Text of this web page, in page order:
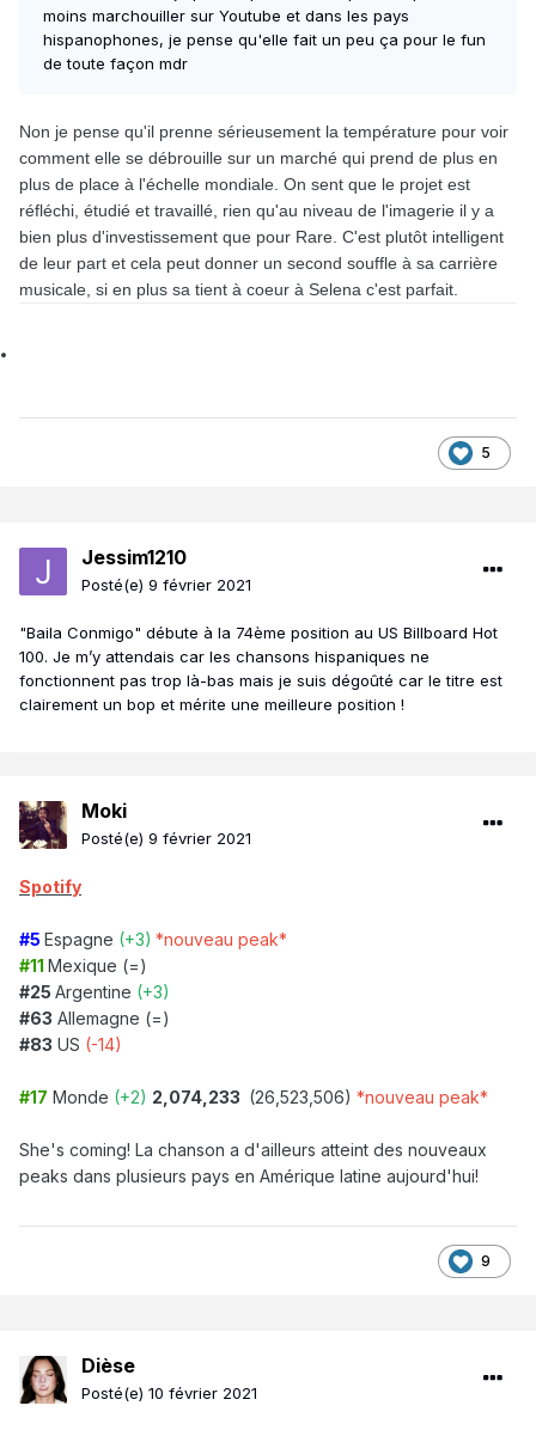
moins marchouiller sur Youtube et dans les pays
hispanophones, je pense qu'elle fait un peu ça pour le fun
de toute façon mdr
Non je pense qu'il prenne sérieusement la température pour voir
comment elle se débrouille sur un marché qui prend de plus en
plus de place à l'échelle mondiale. On sent que le projet est
réfléchi, étudié et travaillé, rien qu'au niveau de l'imagerie il y a
bien plus d'investissement que pour Rare. C'est plutôt intelligent
de leur part et cela peut donner un second souffle à sa carrière
musicale, si en plus sa tient à coeur à Selena c'est parfait.
5
Jessim1210
Posté(e) 9 février 2021
"Baila Conmigo" débute à la 74ème position au US Billboard Hot
100. Je m’y attendais car les chansons hispaniques ne
fonctionnent pas trop là-bas mais je suis dégoûté car le titre est
clairement un bop et mérite une meilleure position !
Moki
Posté(e) 9 février 2021
Spotify
#5 Espagne (+3) *nouveau peak*
#11 Mexique (=)
#25 Argentine (+3)
#63 Allemagne (=)
#83 US (-14)
#17 Monde (+2) 2,074,233 (26,523,506) *nouveau peak*
She's coming! La chanson a d'ailleurs atteint des nouveaux
peaks dans plusieurs pays en Amérique latine aujourd'hui!
9
Dièse
Posté(e) 10 février 2021